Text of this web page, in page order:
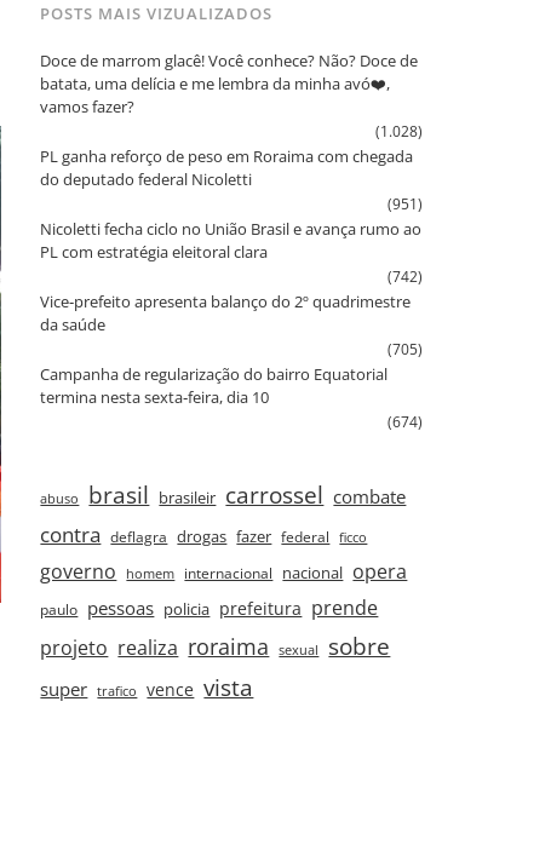
POSTS MAIS VIZUALIZADOS
Doce de marrom glacê! Você conhece? Não? Doce de
batata, uma delícia e me lembra da minha avó❤️,
vamos fazer?
(1.028)
PL ganha reforço de peso em Roraima com chegada
do deputado federal Nicoletti
(951)
Nicoletti fecha ciclo no União Brasil e avança rumo ao
PL com estratégia eleitoral clara
(742)
Vice‑prefeito apresenta balanço do 2º quadrimestre
da saúde
(705)
Campanha de regularização do bairro Equatorial
termina nesta sexta‑feira, dia 10
(674)
abuso brasil brasileir carrossel combate
contra deflagra drogas fazer federal ficco
governo homem internacional nacional opera
paulo pessoas policia prefeitura prende
projeto realiza roraima sexual sobre
super trafico vence vista